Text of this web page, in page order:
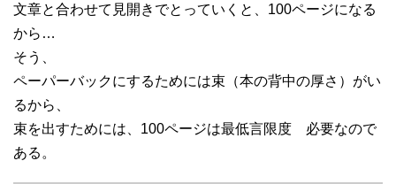
文章と合わせて見開きでとっていくと、100ページになる
から…
そう、
ペーパーバックにするためには束（本の背中の厚さ）がい
るから、
束を出すためには、100ページは最低言限度 必要なので
ある。